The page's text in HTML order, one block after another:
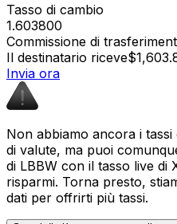
Tasso di cambio
1.603800
Commissione di
Il destinatario riceve
Invia ora
Non abbiamo ancora i
di valute, ma puoi
di LBBW con il tasso live di
risparmi. Torna presto,
dati per offrirti più tassi.